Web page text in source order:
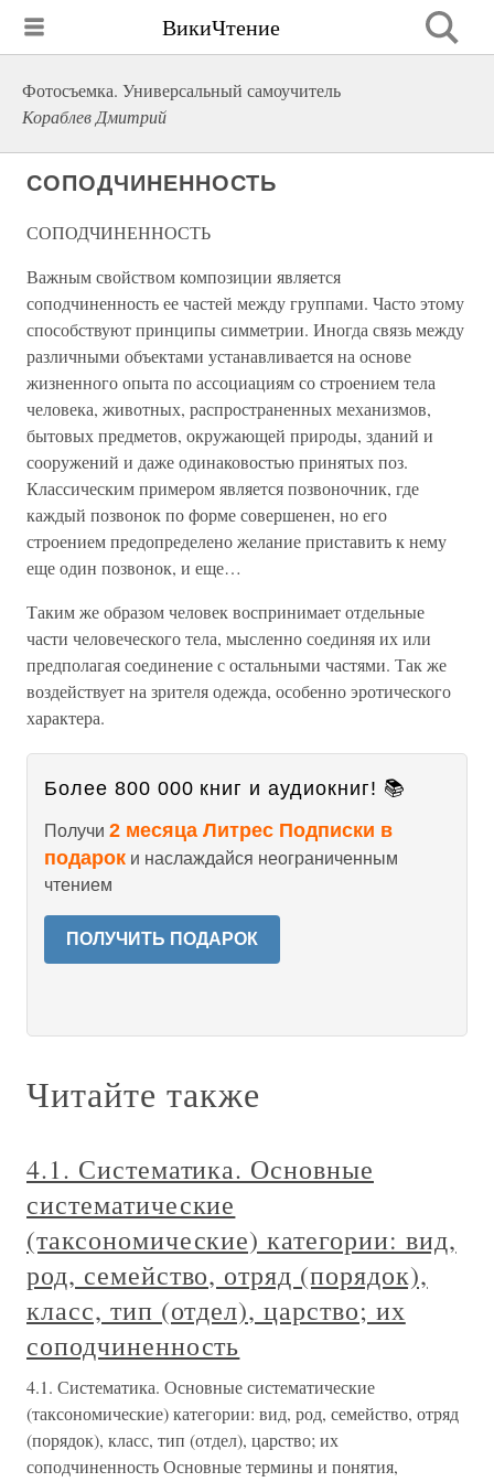
ВикиЧтение
Фотосъемка. Универсальный самоучитель
Кораблев Дмитрий
СОПОДЧИНЕННОСТЬ
СОПОДЧИНЕННОСТЬ
Важным свойством композиции является
соподчиненность ее частей между группами. Часто этому
способствуют принципы симметрии. Иногда связь между
различными объектами устанавливается на основе
жизненного опыта по ассоциациям со строением тела
человека, животных, распространенных механизмов,
бытовых предметов, окружающей природы, зданий и
сооружений и даже одинаковостью принятых поз.
Классическим примером является позвоночник, где
каждый позвонок по форме совершенен, но его
строением предопределено желание приставить к нему
еще один позвонок, и еще…
Таким же образом человек воспринимает отдельные
части человеческого тела, мысленно соединяя их или
предполагая соединение с остальными частями. Так же
воздействует на зрителя одежда, особенно эротического
характера.
Более 800 000 книг и аудиокниг! 📚
Получи 2 месяца Литрес Подписки в
подарок и наслаждайся неограниченным
чтением
ПОЛУЧИТЬ ПОДАРОК
Читайте также
4.1. Систематика. Основные
систематические
(таксономические) категории: вид,
род, семейство, отряд (порядок),
класс, тип (отдел), царство; их
соподчиненность
4.1. Систематика. Основные систематические
(таксономические) категории: вид, род, семейство, отряд
(порядок), класс, тип (отдел), царство; их
соподчиненность Основные термины и понятия,